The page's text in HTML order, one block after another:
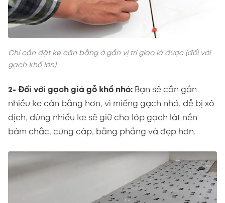
Chỉ cần đặt ke cân bằng ở gần vị trí giao là được (đối với
gạch khổ lớn)
2- Đối với gạch giả gỗ khổ nhỏ: Bạn sẽ cần gắn
nhiều ke cân bằng hơn, vì miếng gạch nhỏ, dễ bị xô
dịch, dùng nhiều ke sẽ giữ cho lớp gạch lát nền
bám chắc, cứng cáp, bằng phẳng và đẹp hơn.